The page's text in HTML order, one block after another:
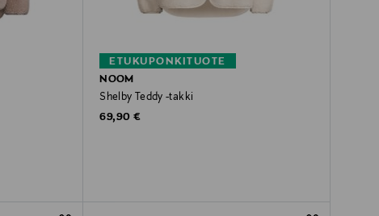
ETUKUPONKITUOTE
NOOM
Shelby Teddy -takki
Original Price
69,90 €